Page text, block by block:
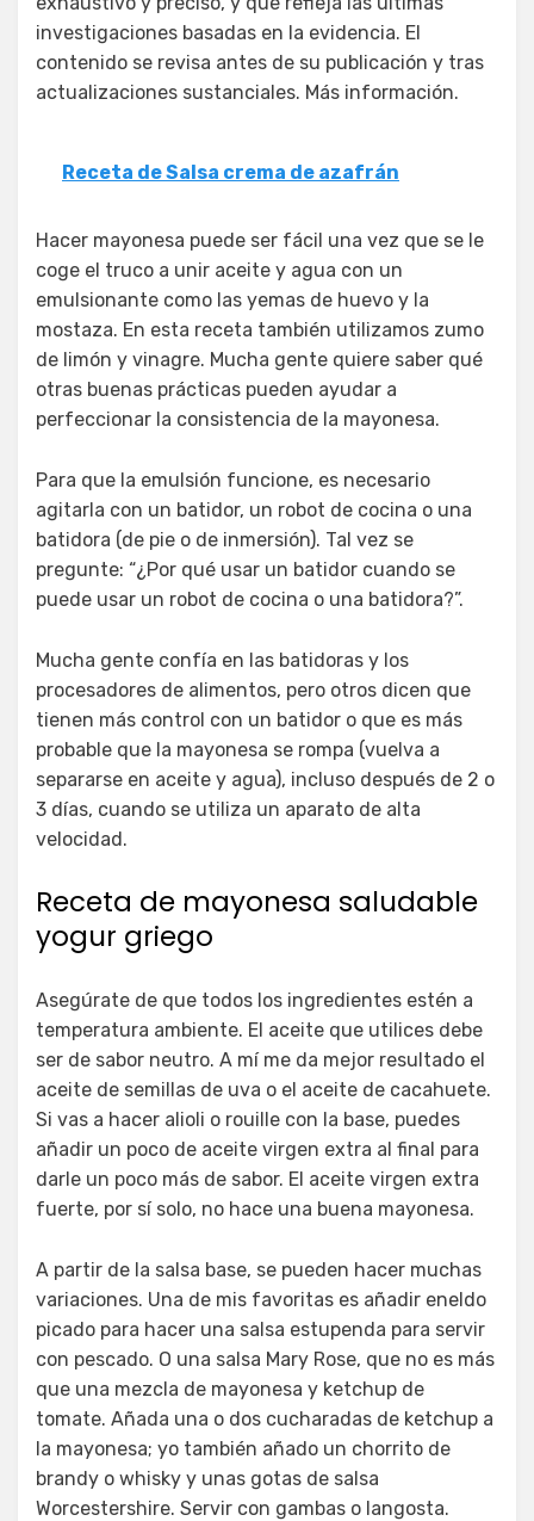
investigaciones basadas en la evidencia. El
contenido se revisa antes de su publicación y tras
actualizaciones sustanciales. Más información.
Receta de Salsa crema de azafrán
Hacer mayonesa puede ser fácil una vez que se le
coge el truco a unir aceite y agua con un
emulsionante como las yemas de huevo y la
mostaza. En esta receta también utilizamos zumo
de limón y vinagre. Mucha gente quiere saber qué
otras buenas prácticas pueden ayudar a
perfeccionar la consistencia de la mayonesa.
Para que la emulsión funcione, es necesario
agitarla con un batidor, un robot de cocina o una
batidora (de pie o de inmersión). Tal vez se
pregunte: “¿Por qué usar un batidor cuando se
puede usar un robot de cocina o una batidora?”.
Mucha gente confía en las batidoras y los
procesadores de alimentos, pero otros dicen que
tienen más control con un batidor o que es más
probable que la mayonesa se rompa (vuelva a
separarse en aceite y agua), incluso después de 2 o
3 días, cuando se utiliza un aparato de alta
velocidad.
Receta de mayonesa saludable
yogur griego
Asegúrate de que todos los ingredientes estén a
temperatura ambiente. El aceite que utilices debe
ser de sabor neutro. A mí me da mejor resultado el
aceite de semillas de uva o el aceite de cacahuete.
Si vas a hacer alioli o rouille con la base, puedes
añadir un poco de aceite virgen extra al final para
darle un poco más de sabor. El aceite virgen extra
fuerte, por sí solo, no hace una buena mayonesa.
A partir de la salsa base, se pueden hacer muchas
variaciones. Una de mis favoritas es añadir eneldo
picado para hacer una salsa estupenda para servir
con pescado. O una salsa Mary Rose, que no es más
que una mezcla de mayonesa y ketchup de
tomate. Añada una o dos cucharadas de ketchup a
la mayonesa; yo también añado un chorrito de
brandy o whisky y unas gotas de salsa
Worcestershire. Servir con gambas o langosta.